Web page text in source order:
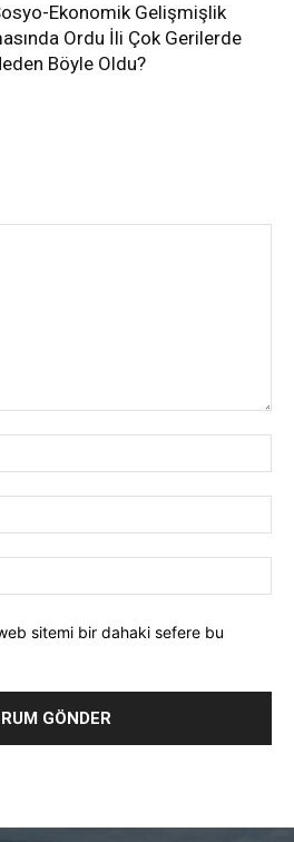
Ekonomik Gelişmişlik
Ordu İli Çok Gerilerde
Böyle Oldu?
sitemi bir dahaki sefere bu